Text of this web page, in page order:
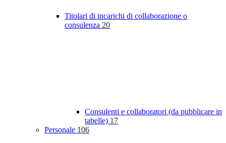
Titolari di incarichi di collaborazione o
consulenza 20
Consulenti e collaboratori (da pubblicare in
tabelle) 17
Personale 106